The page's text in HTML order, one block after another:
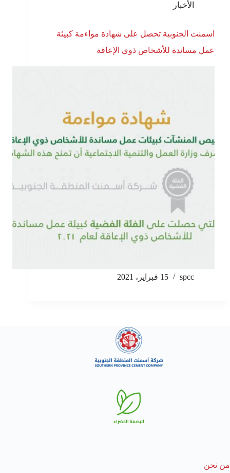
الأخبار
اسمنت الجنوبية تحصل على شهادة مواءمة كبيئة
عمل مساندة للأشخاص ذوي الإعاقة
spcc 15 فبراير، 2021
من نحن